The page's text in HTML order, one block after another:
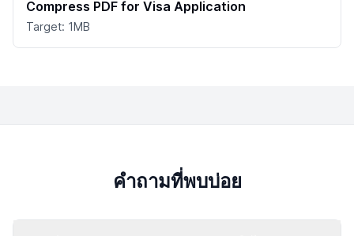
Compress PDF for Visa Application
Target: 1MB
คำถามที่พบบ่อย